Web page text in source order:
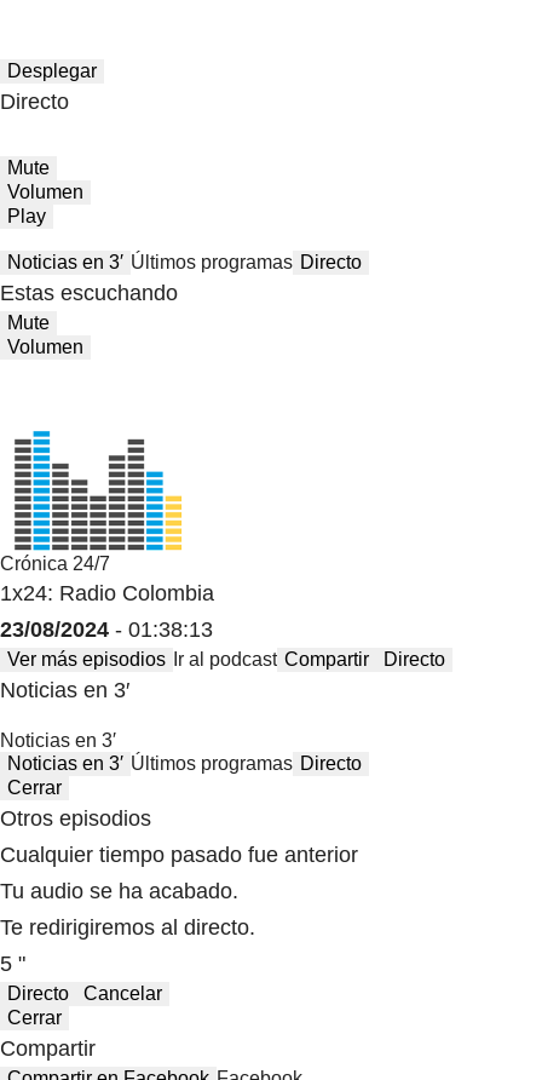
Desplegar
Directo
Mute
Volumen
Play
Noticias en 3′ Últimos programas Directo
Estas escuchando
Mute
Volumen
Crónica 24/7
1x24: Radio Colombia
23/08/2024 - 01:38:13
Ver más episodios Ir al podcast Compartir Directo
Noticias en 3′
Noticias en 3′
Noticias en 3′ Últimos programas Directo
Cerrar
Otros episodios
Cualquier tiempo pasado fue anterior
Tu audio se ha acabado.
Te redirigiremos al directo.
5 "
Directo
Cancelar
Cerrar
Compartir